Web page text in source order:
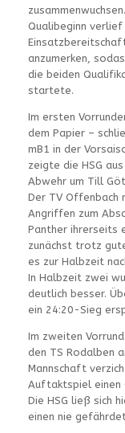
Qualibeginn
anzumerken,
die beiden
startete.
Im ersten
dem Papier –
mB1 in der
zeigte die HSG
Abwehr um Till
Der TV Offenbach
Angriffen zum
Panther ihrerseits
zunächst trotz
es zur Halbzeit
In Halbzeit zwei
deutlich besser.
ein 24:20-Sieg
Im zweiten
den TS Rodalben
Mannschaft
Auftaktspiel einen
Die HSG ließ sich
einen nie